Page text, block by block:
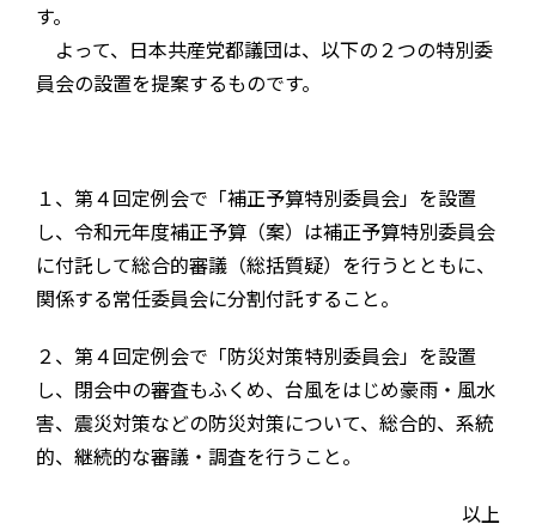
す。
よって、日本共産党都議団は、以下の２つの特別委
員会の設置を提案するものです。
１、第４回定例会で「補正予算特別委員会」を設置
し、令和元年度補正予算（案）は補正予算特別委員会
に付託して総合的審議（総括質疑）を行うとともに、
関係する常任委員会に分割付託すること。
２、第４回定例会で「防災対策特別委員会」を設置
し、閉会中の審査もふくめ、台風をはじめ豪雨・風水
害、震災対策などの防災対策について、総合的、系統
的、継続的な審議・調査を行うこと。
以上